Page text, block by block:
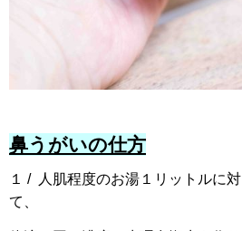
鼻うがいの仕方
１ / 人肌程度のお湯１リットルに
て、